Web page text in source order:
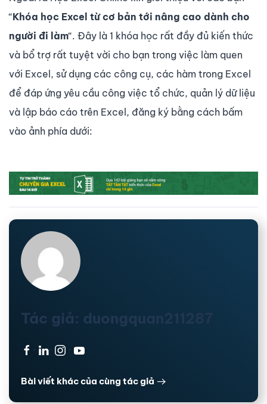
“Khóa học Excel từ cơ bản tới nâng cao dành cho
người đi làm“. Đây là 1 khóa học rất đầy đủ kiến thức
và bổ trợ rất tuyệt vời cho bạn trong việc làm quen
với Excel, sử dụng các công cụ, các hàm trong Excel
để đáp ứng yêu cầu công việc tổ chức, quản lý dữ liệu
và lập báo cáo trên Excel, đăng ký bằng cách bấm
vào ảnh phía dưới:
Tác giả: duongquan211287
· · ·
Bài viết khác của cùng tác giả